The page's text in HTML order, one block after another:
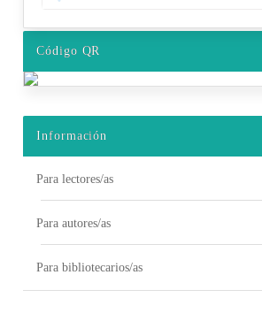
Código QR
Información
Para lectores/as
Para autores/as
Para bibliotecarios/as